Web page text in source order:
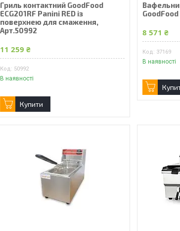
Гриль контактний GoodFood
ECG201RF Panini RED із
поверхнею для смаження,
Арт.50992
11 259 ₴
50992
В наявності
Купити
GoodFood
8 571 ₴
37169
В наявності